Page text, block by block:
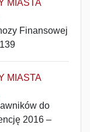
MIASTA
Finansowej
MIASTA
do
2016 –